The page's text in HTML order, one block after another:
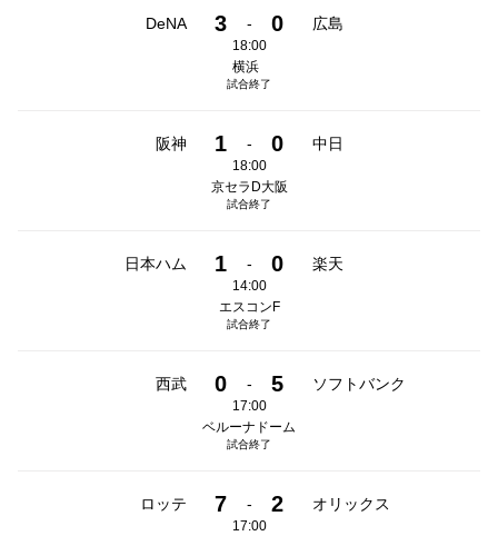
DeNA 3 - 0 広島
18:00
横浜
試合終了
阪神 1 - 0 中日
18:00
京セラD大阪
試合終了
日本ハム 1 - 0 楽天
14:00
エスコンF
試合終了
西武 0 - 5 ソフトバンク
17:00
ベルーナドーム
試合終了
ロッテ 7 - 2 オリックス
17:00